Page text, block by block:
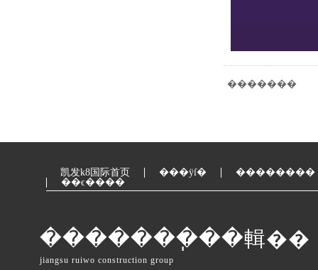
�������
凯发k8国际首页 ���ÿſ�
��������
��ϵ����
�������ֽ��輯��
jiangsu ruiwo construction group